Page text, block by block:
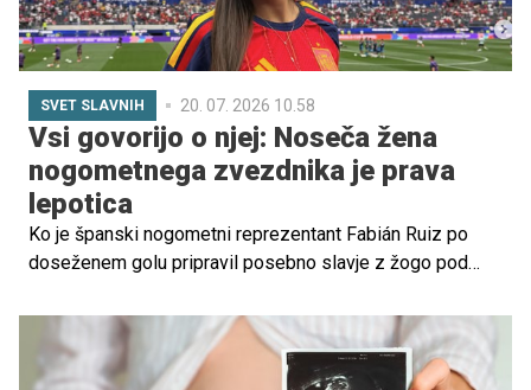
SVET SLAVNIH 20. 07. 2026 10.58
Vsi govorijo o njej: Noseča žena
nogometnega zvezdnika je prava
lepotica
Ko je španski nogometni reprezentant Fabián Ruiz po
doseženem golu pripravil posebno slavje z žogo pod
je hitro postalo jasno, da nogometaš praznuje veliko
osebno novico. Z ženo Roso Pereira namreč pričakujeta
prvega otroka.